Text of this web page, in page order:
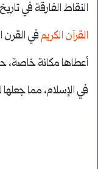
النقاط الفارقة في
القرآن الكريمفي القرن
أعطاها مكانة خاصة،
في الإسلام، مما